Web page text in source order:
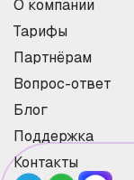
О компании
Тарифы
Партнёрам
Вопрос-ответ
Блог
Поддержка
Контакты